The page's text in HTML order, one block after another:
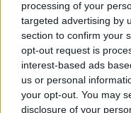
processing of your
targeted advertising by
section to confirm your
opt-out request is
interest-based ads
us or personal
your opt-out. You may
disclosure of your